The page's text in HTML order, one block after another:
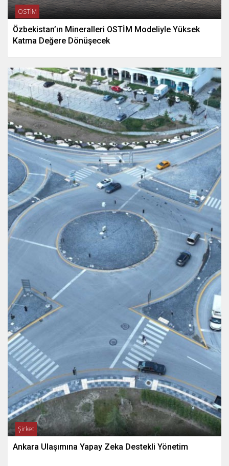
OSTİM
Özbekistan’ın Mineralleri OSTİM Modeliyle Yüksek
Katma Değere Dönüşecek
Şirket
Ankara Ulaşımına Yapay Zeka Destekli Yönetim